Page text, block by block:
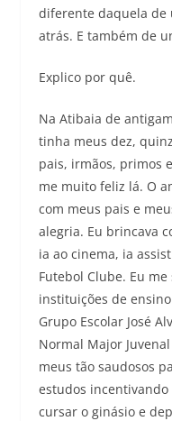
diferente daquela de
atrás. E também de
Explico por quê.
Na Atibaia de
tinha meus dez,
pais, irmãos, primos
me muito feliz lá. O
com meus pais e
alegria. Eu brincava
ia ao cinema, ia
Futebol Clube. Eu
instituições de
Grupo Escolar José
Normal Major
meus tão saudosos
estudos
cursar o ginásio e